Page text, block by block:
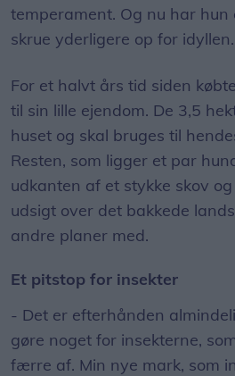
temperament. Og nu har hun
skrue yderligere op for idyllen.
For et halvt års tid siden
til sin lille ejendom. De 3,5
huset og skal bruges til
Resten, som ligger et par
udkanten af et stykke skov
udsigt over det bakkede
andre planer med.
Et pitstop for insekter
- Det er efterhånden
gøre noget for insekterne,
færre af. Min nye mark, som